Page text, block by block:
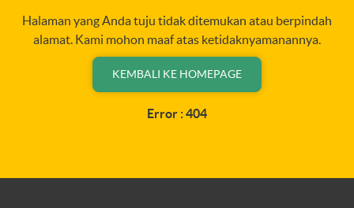
Halaman yang Anda tuju tidak ditemukan atau berpindah
alamat. Kami mohon maaf atas ketidaknyamanannya.
KEMBALI KE HOMEPAGE
Error : 404